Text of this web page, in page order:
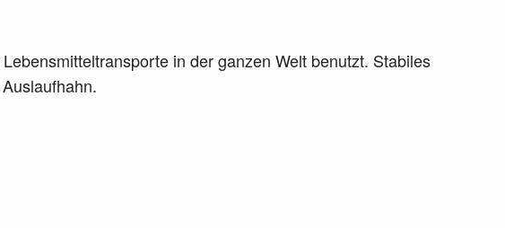
in der ganzen Welt benutzt. Stabiles